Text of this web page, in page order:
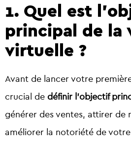
1. Quel est
principal de la
virtuelle ?
Avant de lancer votre
crucial de définir l’objectif
générer des ventes, attirer de
améliorer la notoriété de